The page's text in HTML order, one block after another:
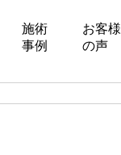
施術
事例
お客様
の声